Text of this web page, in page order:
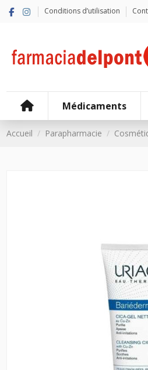
Conditions d’utilisation
Médicaments
Accueil Parapharmacie